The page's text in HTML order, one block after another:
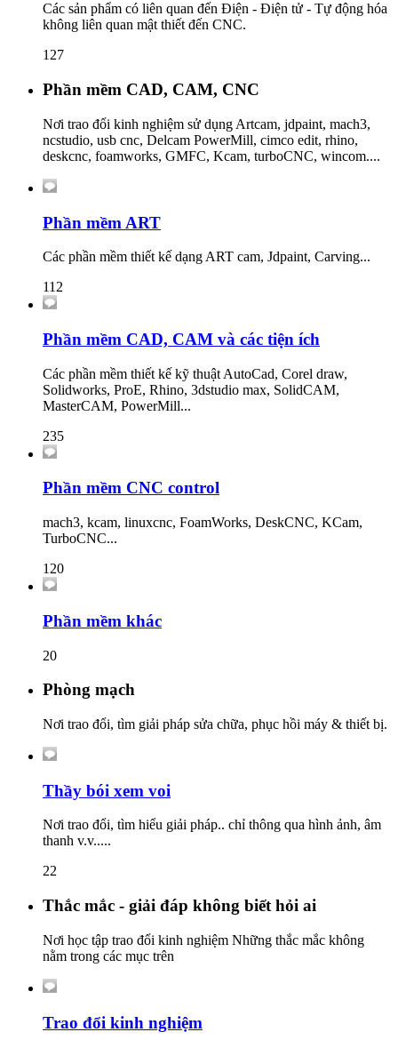
Các sản phẩm có liên quan đến Điện - Điện tử - Tự động hóa
không liên quan mật thiết đến CNC.
127
Phần mềm CAD, CAM, CNC
Nơi trao đổi kinh nghiệm sử dụng Artcam, jdpaint, mach3,
ncstudio, usb cnc, Delcam PowerMill, cimco edit, rhino,
deskcnc, foamworks, GMFC, Kcam, turboCNC, wincom....
Phần mềm ART
Các phần mềm thiết kế dạng ART cam, Jdpaint, Carving...
112
Phần mềm CAD, CAM và các tiện ích
Các phần mềm thiết kế kỹ thuật AutoCad, Corel draw,
Solidworks, ProE, Rhino, 3dstudio max, SolidCAM,
MasterCAM, PowerMill...
235
Phần mềm CNC control
mach3, kcam, linuxcnc, FoamWorks, DeskCNC, KCam,
TurboCNC...
120
Phần mềm khác
20
Phòng mạch
Nơi trao đổi, tìm giải pháp sửa chữa, phục hồi máy & thiết bị.
Thầy bói xem voi
Nơi trao đổi, tìm hiểu giải pháp.. chỉ thông qua hình ảnh, âm
thanh v.v.....
22
Thắc mắc - giải đáp không biết hỏi ai
Nơi học tập trao đổi kinh nghiệm Những thắc mắc không
nằm trong các mục trên
Trao đổi kinh nghiệm